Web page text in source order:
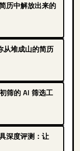
历中解放出来的
堆成山的简历
筛的 AI 筛选工
深度评测：让